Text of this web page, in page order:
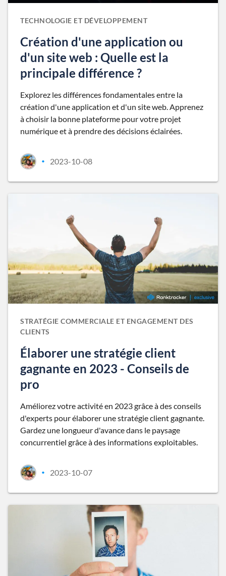
TECHNOLOGIE ET DÉVELOPPEMENT
Création d'une application ou
d'un site web : Quelle est la
principale différence ?
Explorez les différences fondamentales entre la
création d'une application et d'un site web. Apprenez
à choisir la bonne plateforme pour votre projet
numérique et à prendre des décisions éclairées.
• 2023-10-08
STRATÉGIE COMMERCIALE ET ENGAGEMENT DES
CLIENTS
Élaborer une stratégie client
gagnante en 2023 - Conseils de
pro
Améliorez votre activité en 2023 grâce à des conseils
d'experts pour élaborer une stratégie client gagnante.
Gardez une longueur d'avance dans le paysage
concurrentiel grâce à des informations exploitables.
• 2023-10-07